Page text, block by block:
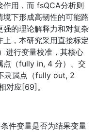
作用，而 fsQCA分析则
下形成高韧性的可能路
的理论解释力和对复杂
，本研究采用直接标定
行变量校准，其核心
点（fully in, 4 分）、交
隶属点（fully out, 2
对应[69]。
件变量是否为结果变量